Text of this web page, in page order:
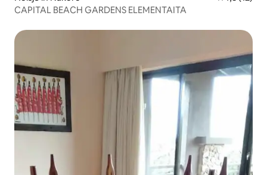
CAPITAL BEACH GARDENS ELEMENTAITA